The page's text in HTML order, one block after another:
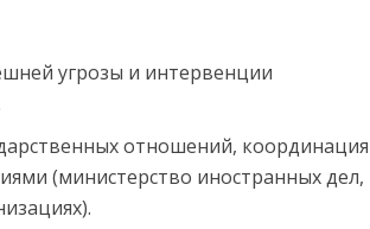
угрозы и интервенции
отношений, координация
(министерство иностранных дел,